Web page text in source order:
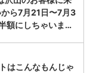
ら7月21日〜7月3
額にしちゃいま…
はこんなもんじゃ